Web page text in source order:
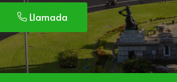
Llamada